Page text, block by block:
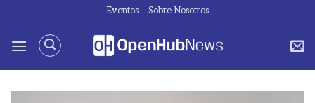
contenido
Eventos Sobre Nosotros